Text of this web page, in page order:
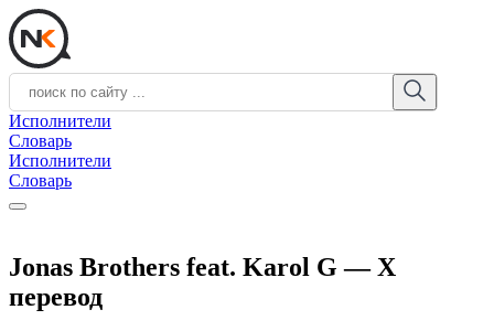
Исполнители
Словарь
Исполнители
Словарь
Jonas Brothers feat. Karol G — X
перевод